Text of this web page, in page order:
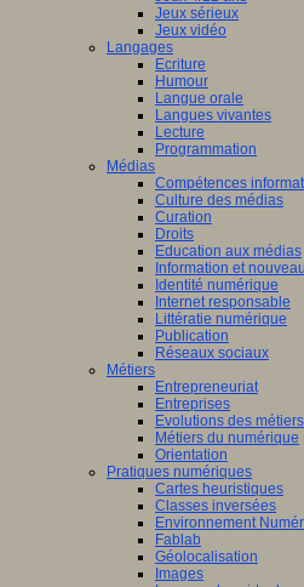
Jeux sérieux
Jeux vidéo
Langages
Ecriture
Humour
Langue orale
Langues vivantes
Lecture
Programmation
Médias
Compétences
Culture des médias
Curation
Droits
Education aux médias
Information et
Identité numérique
Internet responsable
Littératie numérique
Publication
Réseaux sociaux
Métiers
Entrepreneuriat
Entreprises
Evolutions des métiers
Métiers du numérique
Orientation
Pratiques numériques
Cartes heuristiques
Classes inversées
Environnement
Fablab
Géolocalisation
Images